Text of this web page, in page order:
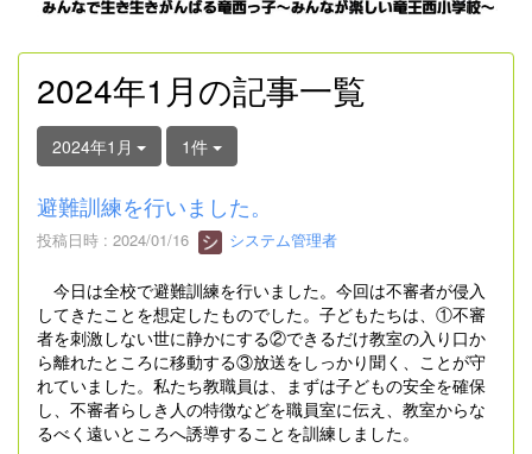
2024年1月の記事一覧
2024年1月 1件
避難訓練を行いました。
投稿日時 : 2024/01/16 システム管理者
今日は全校で避難訓練を行いました。今回は不審者が侵入
してきたことを想定したものでした。子どもたちは、①不審
者を刺激しない世に静かにする②できるだけ教室の入り口か
ら離れたところに移動する③放送をしっかり聞く、ことが守
れていました。私たち教職員は、まずは子どもの安全を確保
し、不審者らしき人の特徴などを職員室に伝え、教室からな
るべく遠いところへ誘導することを訓練しました。